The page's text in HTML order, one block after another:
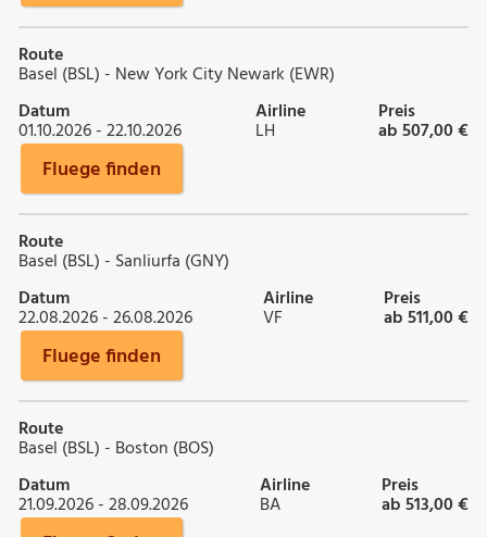
Route
Basel (BSL) - New York City Newark (EWR)
Datum
01.10.2026 - 22.10.2026
Airline
LH
Preis
ab 507,00 €
Fluege finden
Route
Basel (BSL) - Sanliurfa (GNY)
Datum
22.08.2026 - 26.08.2026
Airline
VF
Preis
ab 511,00 €
Fluege finden
Route
Basel (BSL) - Boston (BOS)
Datum
21.09.2026 - 28.09.2026
Airline
BA
Preis
ab 513,00 €